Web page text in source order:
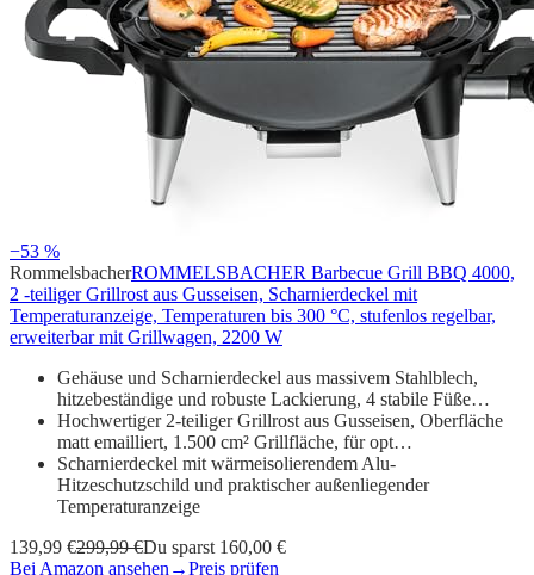
−53 %
RommelsbacherROMMELSBACHER Barbecue Grill BBQ 4000,
2 -teiliger Grillrost aus Gusseisen, Scharnierdeckel mit
Temperaturanzeige, Temperaturen bis 300 °C, stufenlos regelbar,
erweiterbar mit Grillwagen, 2200 W
Gehäuse und Scharnierdeckel aus massivem Stahlblech,
hitzebeständige und robuste Lackierung, 4 stabile Füße…
Hochwertiger 2-teiliger Grillrost aus Gusseisen, Oberfläche
matt emailliert, 1.500 cm² Grillfläche, für opt…
Scharnierdeckel mit wärmeisolierendem Alu-
Hitzeschutzschild und praktischer außenliegender
Temperaturanzeige
139,99 €299,99 €Du sparst 160,00 €
Bei Amazon ansehen →Preis prüfen